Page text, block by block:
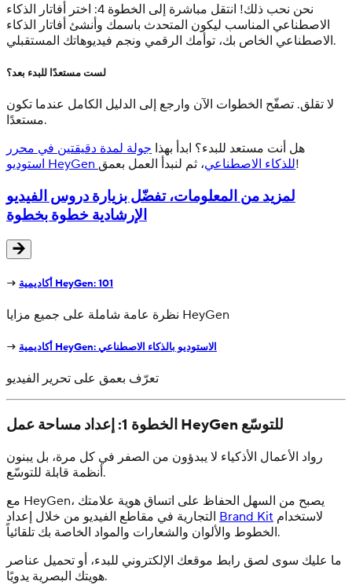
نحن نحب ذلك! انتقل مباشرة إلى
الخطوة 4: اختر أفاتار الذكاء
الاصطناعي المناسب ليكون المتحدث باسمك وأنشئ أفاتار الذكاء
الاصطناعي الخاص بك، توأمك الرقمي ونجم فيديوهاتك المستقبلي.
لست مستعدًا للبدء بعد؟
لا تقلق. تصفّح الخطوات الآن وارجع إلى الدليل الكامل عندما تكون
مستعدًا.
هل أنت مستعد للبدء؟ ابدأ بهذا جولة لمدة دقيقتين في محرر
استوديو HeyGen للذكاء الاصطناعي، ثم لنبدأ العمل بعمق!
لمزيد من المعلومات، تفضّل بزيارة دروس الفيديو
الإرشادية خطوة بخطوة
→ أكاديمية HeyGen: 101
نظرة عامة شاملة على جميع مزايا HeyGen
→ أكاديمية HeyGen: الاستوديو بالذكاء الاصطناعي
تعرّف بعمق على تحرير الفيديو
الخطوة 1: إعداد مساحة عمل HeyGen للتوسّع
رواد الأعمال الأذكياء لا يبدؤون من الصفر في كل مرة، بل يبنون
أنظمة قابلة للتوسّع.
مع HeyGen، يصبح من السهل الحفاظ على اتساق هوية علامتك
Brand Kit
الخطوط والألوان والشعارات والمواد الخاصة بك تلقائياً.
ما عليك سوى لصق رابط موقعك الإلكتروني للبدء، أو تحميل عناصر
هويتك البصرية يدويًا.